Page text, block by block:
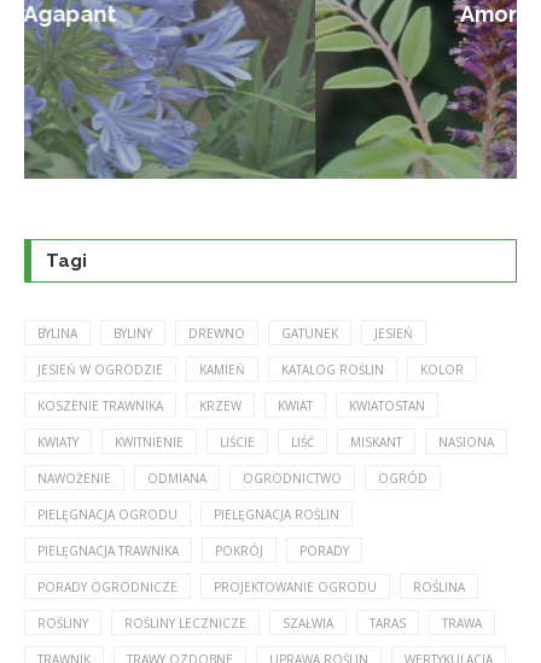
Amorfa krzewiasta
Tagi
BYLINA BYLINY DREWNO GATUNEK JESIEŃ
JESIEŃ W OGRODZIE KAMIEŃ KATALOG ROŚLIN KOLOR
KOSZENIE TRAWNIKA KRZEW KWIAT KWIATOSTAN
KWIATY KWITNIENIE LIŚCIE LIŚĆ MISKANT NASIONA
NAWOŻENIE ODMIANA OGRODNICTWO OGRÓD
PIELĘGNACJA OGRODU PIELĘGNACJA ROŚLIN
PIELĘGNACJA TRAWNIKA POKRÓJ PORADY
PORADY OGRODNICZE PROJEKTOWANIE OGRODU ROŚLINA
ROŚLINY ROŚLINY LECZNICZE SZAŁWIA TARAS TRAWA
TRAWNIK TRAWY OZDOBNE UPRAWA ROŚLIN WERTYKULACJA